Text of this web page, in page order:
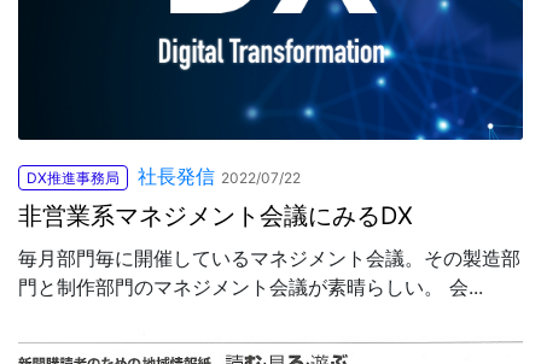
DX推進事務局 社長発信 2022/07/22
非営業系マネジメント会議にみるDX
毎月部門毎に開催しているマネジメント会議。その製造部
門と制作部門のマネジメント会議が素晴らしい。 会...